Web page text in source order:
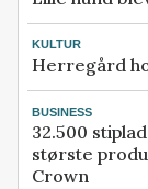
KULTUR
Herregård
BUSINESS
32.500
største
Crown